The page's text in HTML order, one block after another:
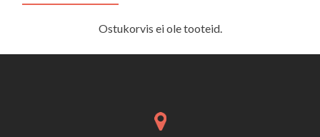
Ostukorvis ei ole tooteid.